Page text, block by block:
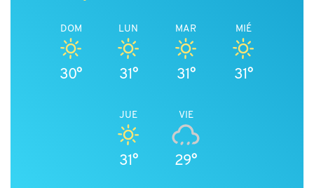
DOM
30°
LUN
31°
MAR
31°
MIÉ
31°
JUE
31°
VIE
29°